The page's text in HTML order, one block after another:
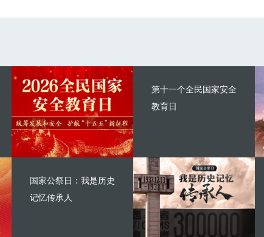
第十一个全民国家安全
教育日
国家公祭日：我是历史
记忆传承人